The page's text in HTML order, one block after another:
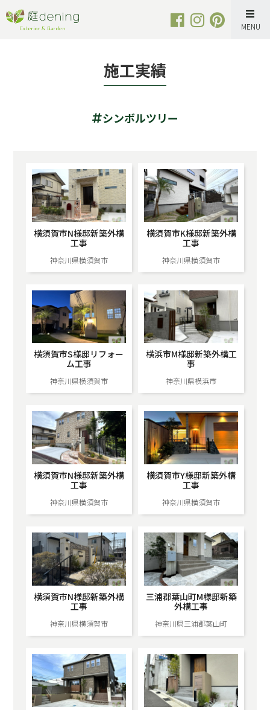
Skip
to
施工実績
シンボルツリー
横須賀市N様邸新築外構
工事
神奈川県横須賀市
横須賀市K様邸新築外構
工事
神奈川県横須賀市
横須賀市S様邸リフォー
ム工事
神奈川県横須賀市
横浜市M様邸新築外構工
事
神奈川県横浜市
横須賀市N様邸新築外構
工事
神奈川県横須賀市
横須賀市Y様邸新築外構
工事
神奈川県横須賀市
横須賀市N様邸新築外構
工事
神奈川県横須賀市
三浦郡葉山町M様邸新築
外構工事
神奈川県三浦郡葉山町